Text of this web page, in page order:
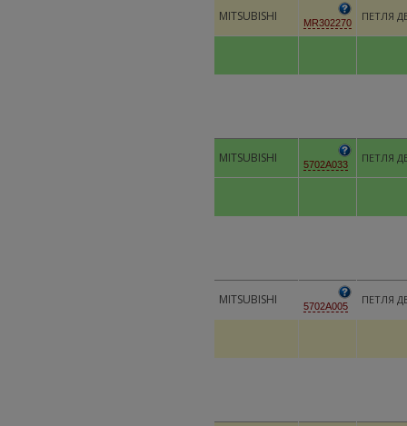
MITSUBISHI MR302270 ПЕТЛЯ
MITSUBISHI 5702A033 ПЕТЛЯ
MITSUBISHI 5702A005 ПЕТЛЯ